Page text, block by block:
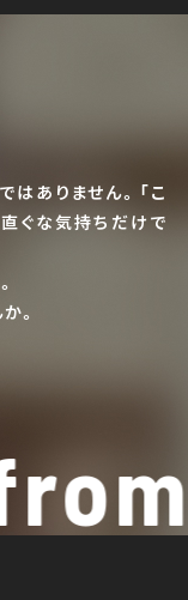
はありません。「こ
ぐな気持ちだけで
。